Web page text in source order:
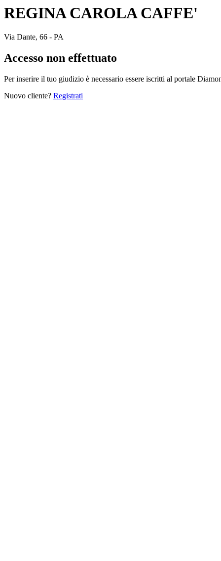
REGINA CAROLA CAFFE'
Via Dante, 66 - PA
Accesso non effettuato
Per inserire il tuo giudizio è necessario essere iscritti al portale
Nuovo cliente? Registrati